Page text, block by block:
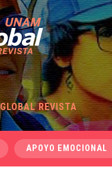
GLOBAL REVISTA
APOYO EMOCIONAL